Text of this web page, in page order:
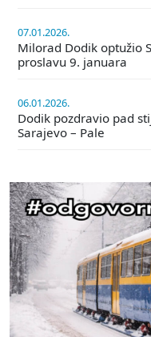
07.01.2026.
Milorad Dodik optužio
proslavu 9. januara
06.01.2026.
Dodik pozdravio pad
Sarajevo – Pale